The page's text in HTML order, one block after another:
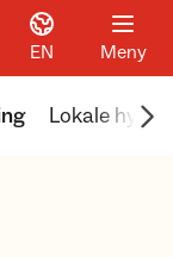
EN Meny
Lokale hytter